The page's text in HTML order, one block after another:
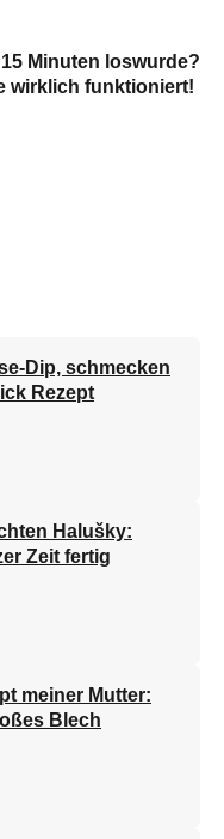
Minuten loswurde?
wirklich funktioniert!
Dip, schmecken
Rezept
Halušky:
Zeit fertig
meiner Mutter:
Blech